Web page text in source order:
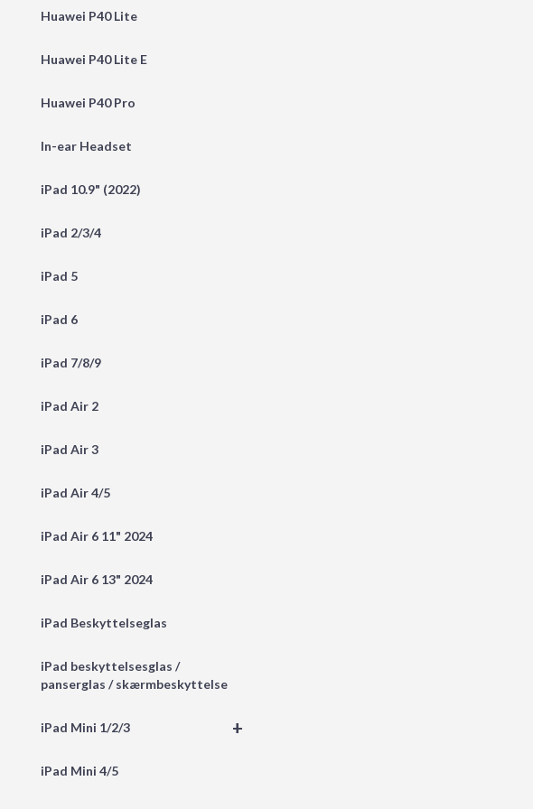
Huawei P40 Lite
Huawei P40 Lite E
Huawei P40 Pro
In-ear Headset
iPad 10.9" (2022)
iPad 2/3/4
iPad 5
iPad 6
iPad 7/8/9
iPad Air 2
iPad Air 3
iPad Air 4/5
iPad Air 6 11" 2024
iPad Air 6 13" 2024
iPad Beskyttelseglas
iPad beskyttelsesglas /
panserglas / skærmbeskyttelse
+
iPad Mini 1/2/3
iPad Mini 4/5